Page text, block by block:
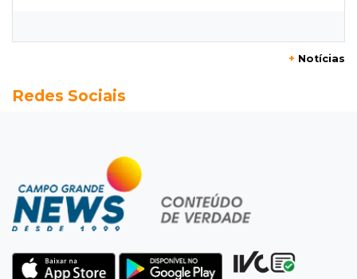
Seleções em MS têm salários de até R$ 8,2 mil;
Jardim Itatiaia
Vigia é amarrado durante roubo de carro e
dois caminhões em pátio
Corinthians vence Bragantino por 2 a 0 e sobe
+ Notícias
Redes Sociais